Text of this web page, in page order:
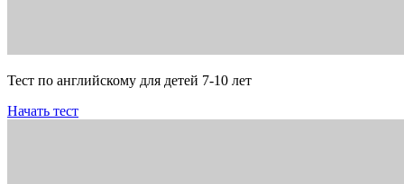
Тест по английскому для детей 7-10 лет
Начать тест